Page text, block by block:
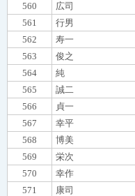
560
広司
561
行男
562
寿一
563
俊之
564
純
565
誠二
566
貞一
567
幸平
568
博美
569
栄次
570
幸作
571
康司